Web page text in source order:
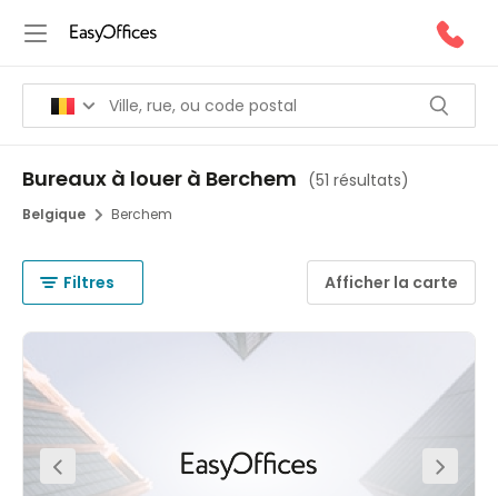
Bureaux à louer à Berchem (51 résultats)
Belgique Berchem
Filtres Afficher la carte